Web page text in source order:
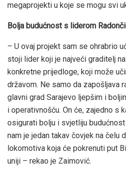
megaprojekti u koje se mogu svi
Bolja budućnost s liderom
– U ovaj projekt sam se ohrabrio
stoji lider koji je najveći graditelj
konkretne prijedloge, koji može
državom. Ne samo da zapošljava
glavni grad Sarajevo ljepšim i
i operativnošću. On će, zajedno s
osigurati bolju i svjetliju
nam je jedan takav čovjek na čelu
lokomotiva koja će pokrenuti put
uniji – rekao je Zaimović.